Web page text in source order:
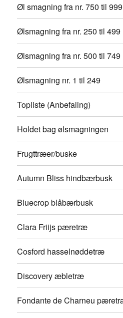
Øl smagning fra nr. 750 til 999
Ølsmagning fra nr. 250 til 499
Ølsmagning fra nr. 500 til 749
Ølsmagning nr. 1 til 249
Topliste (Anbefaling)
Holdet bag ølsmagningen
Frugttræer/buske
Autumn Bliss hindbærbusk
Bluecrop blåbærbusk
Clara Friijs pæretræ
Cosford hasselnøddetræ
Discovery æbletræ
Fondante de Charneu